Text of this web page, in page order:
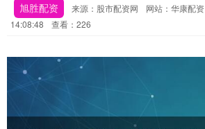
旭胜配资 来源：股市配资网 网站：华康配资
14:08:48
查看：226